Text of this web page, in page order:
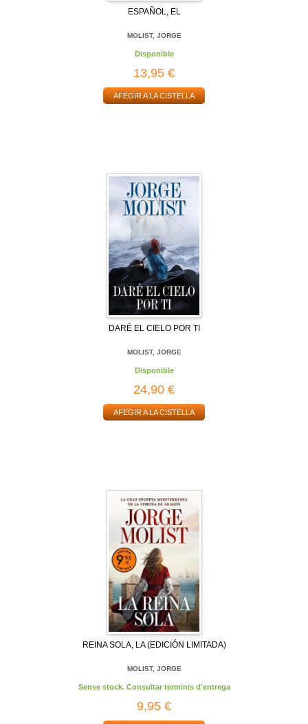
ESPAÑOL, EL
MOLIST, JORGE
Disponible
13,95 €
AFEGIR A LA CISTELLA
DARÉ EL CIELO POR TI
MOLIST, JORGE
Disponible
24,90 €
AFEGIR A LA CISTELLA
REINA SOLA, LA (EDICIÓN LIMITADA)
MOLIST, JORGE
Sense stock. Consultar terminis d'entrega
9,95 €